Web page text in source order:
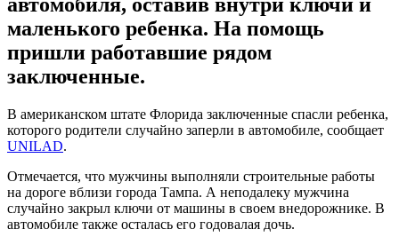
маленького ребенка. На помощь
пришли работавшие рядом
заключенные.
В американском штате Флорида заключенные спасли ребенка,
которого родители случайно заперли в автомобиле, сообщает
UNILAD.
Отмечается, что мужчины выполняли строительные работы
на дороге вблизи города Тампа. А неподалеку мужчина
случайно закрыл ключи от машины в своем внедорожнике. В
автомобиле также осталась его годовалая дочь.